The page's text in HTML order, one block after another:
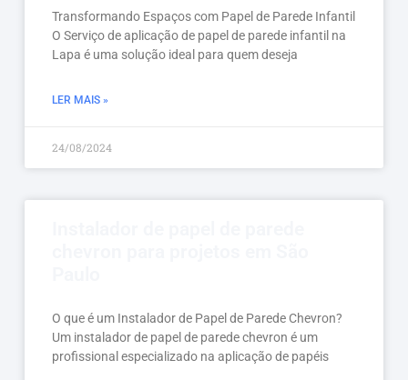
Transformando Espaços com Papel de Parede Infantil
O Serviço de aplicação de papel de parede infantil na
Lapa é uma solução ideal para quem deseja
LER MAIS »
24/08/2024
O que é um Instalador de Papel de Parede Chevron?
Um instalador de papel de parede chevron é um
profissional especializado na aplicação de papéis